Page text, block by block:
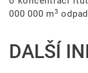
000 000 m3
DALŠÍ